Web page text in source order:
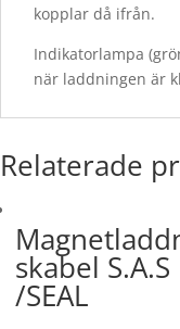
kopplar då ifrån.
Indikatorlampa
när laddningen är
Relaterade
skabel S.A.S
/SEAL